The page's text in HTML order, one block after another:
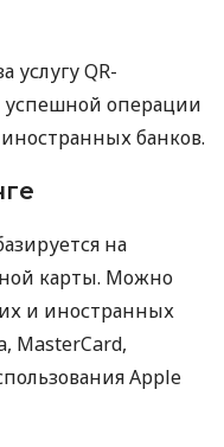
услугу QR-
успешной операции
банков.
на
карты. Можно
и иностранных
MasterCard,
Apple